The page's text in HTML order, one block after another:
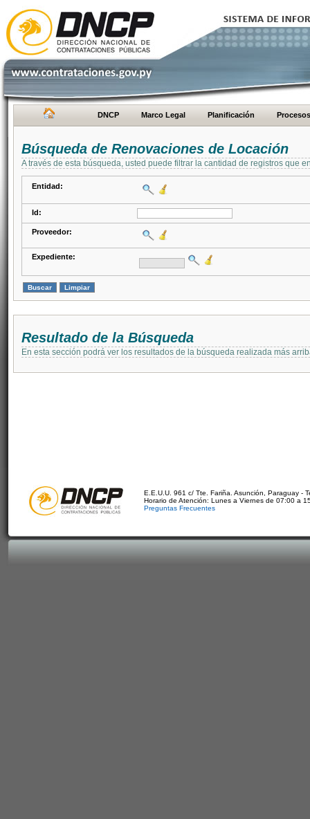
DNCP Marco Legal Planificación Procesos
Búsqueda de Renovaciones de Locación
A través de esta búsqueda, usted puede filtrar la cantidad de registros que
Entidad:
Id:
Proveedor:
Expediente:
Resultado de la Búsqueda
En esta sección podrá ver los resultados de la búsqueda realizada más
E.E.U.U. 961 c/ Tte. Fariña. Asunción, Paraguay -
Horario de Atención: Lunes a Viernes de 07:00 a
Preguntas Frecuentes